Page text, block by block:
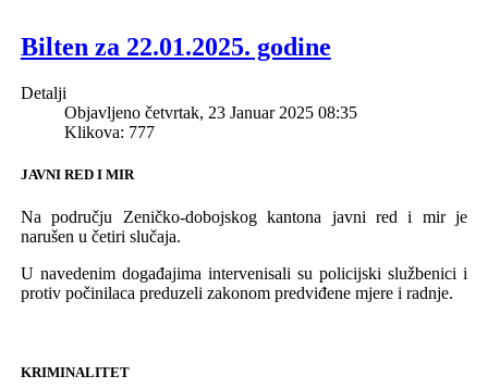
Bilten za 22.01.2025. godine
Detalji
Objavljeno četvrtak, 23 Januar 2025 08:35
Klikova: 777
JAVNI RED I MIR
Na području Zeničko-dobojskog kantona javni red i mir je
narušen u četiri slučaja.
U navedenim događajima intervenisali su policijski službenici i
protiv počinilaca preduzeli zakonom predviđene mjere i radnje.
KRIMINALITET